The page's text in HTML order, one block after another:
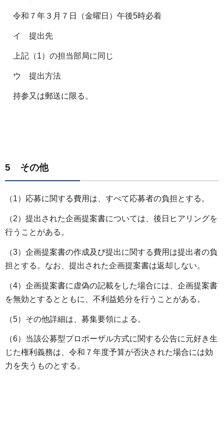
令和７年３月７日（金曜日）午後5時必着
イ 提出先
上記（1）の担当部局に同じ
ウ 提出方法
持参又は郵送に限る。
5 その他
（1）応募に関する費用は、すべて応募者の負担とする。
（2）提出された企画提案書については、後日ヒアリングを
行うことがある。
（3）企画提案書の作成及び提出に関する費用は提出者の負
担とする。なお、提出された企画提案書は返却しない。
（4）企画提案書に虚偽の記載をした場合には、企画提案書
を無効とするとともに、不利益処分を行うことがある。
（5）その他詳細は、募集要領による。
（6）当該公募型プロポーザル方式に関する公告に元好き生
じた権利義務は、令和７年度予算が否決された場合には効
力を失うものとする。